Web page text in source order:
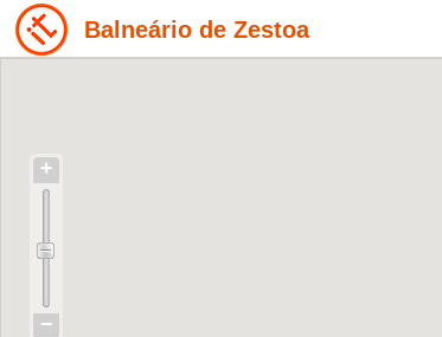
Balneário de Zestoa
+
−